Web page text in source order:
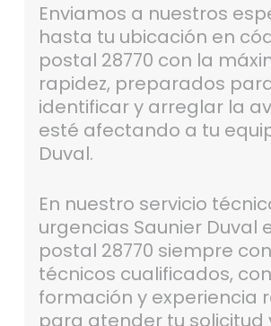
Enviamos a nuestros
hasta tu ubicación en
postal 28770 con la
rapidez, preparados
identificar y arreglar la
esté afectando a tu
Duval.
En nuestro servicio
urgencias Saunier Duval
postal 28770 siempre
técnicos cualificados,
formación y experiencia
para atender tu solicitud